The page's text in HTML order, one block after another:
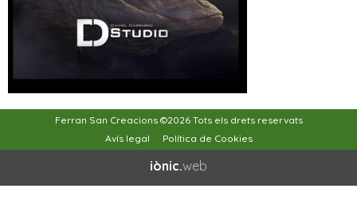
Ferran San Creacions ©2026 Tots els drets reservats
Avís legal
Política de Cookies
iònic.web